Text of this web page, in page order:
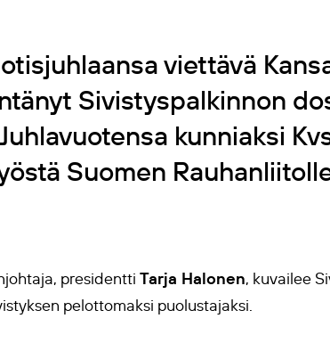
viettävä
Sivistyspalkinnon
kunniaksi
Suomen
presidentti Tarja Halonen, kuvailee
pelottomaksi puolustajaksi.